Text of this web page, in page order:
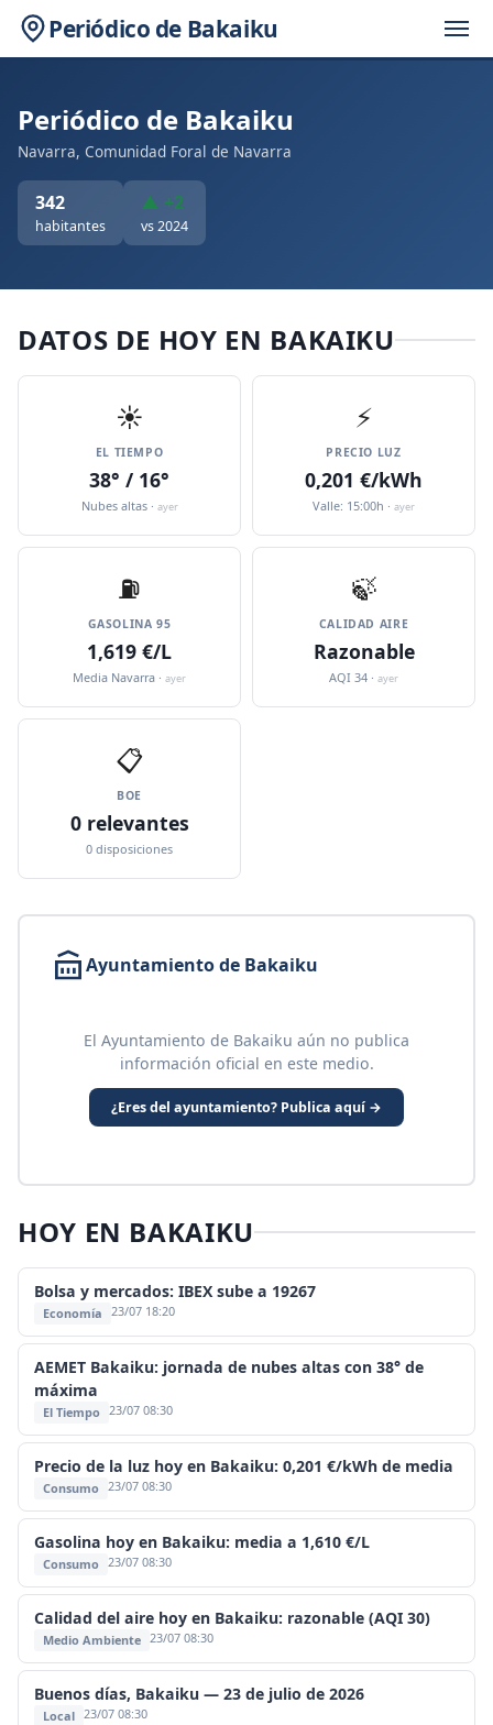
Periódico de Bakaiku
Periódico de Bakaiku
Navarra, Comunidad Foral de Navarra
342
habitantes
▲ +2
vs 2024
DATOS DE HOY EN BAKAIKU
☀️
EL TIEMPO
38° / 16°
Nubes altas · ayer
⚡
PRECIO LUZ
0,201 €/kWh
Valle: 15:00h · ayer
⛽️
GASOLINA 95
1,619 €/L
Media Navarra · ayer
🍃
CALIDAD AIRE
Razonable
AQI 34 · ayer
📋
BOE
0 relevantes
0 disposiciones
Ayuntamiento de Bakaiku
El Ayuntamiento de Bakaiku aún no publica
información oficial en este medio.
¿Eres del ayuntamiento? Publica aquí →
HOY EN BAKAIKU
Bolsa y mercados: IBEX sube a 19267
Economía 23/07 18:20
AEMET Bakaiku: jornada de nubes altas con 38° de
máxima
El Tiempo 23/07 08:30
Precio de la luz hoy en Bakaiku: 0,201 €/kWh de media
Consumo 23/07 08:30
Gasolina hoy en Bakaiku: media a 1,610 €/L
Consumo 23/07 08:30
Calidad del aire hoy en Bakaiku: razonable (AQI 30)
Medio Ambiente 23/07 08:30
Buenos días, Bakaiku — 23 de julio de 2026
Local 23/07 08:30